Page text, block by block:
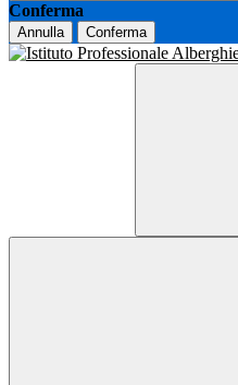
Conferma
Annulla Conferma